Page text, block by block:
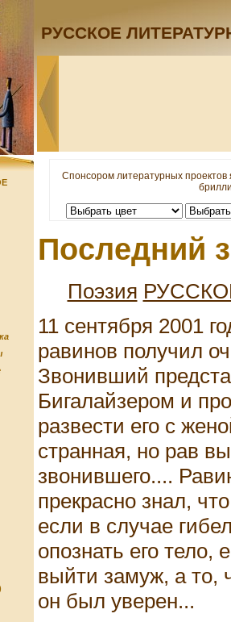
РУССКОЕ
Спонсором литературных
Последний
Поэзия
11 сентября 2001
равинов получил
Звонивший
Бигалайзером и
развести его с
странная, но рав
звонившего....
прекрасно знал,
если в случае
опознать его тело,
выйти замуж, а то,
он был уверен...